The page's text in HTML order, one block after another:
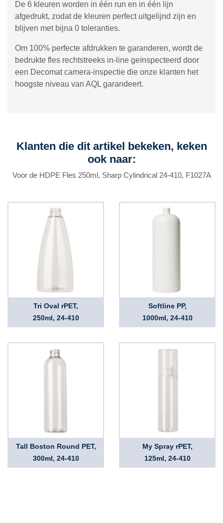
De 6 kleuren worden in één run en in één lijn
afgedrukt, zodat de kleuren perfect uitgelijnd zijn en
blijven met bijna 0 toleranties.
Om 100% perfecte afdrukken te garanderen, wordt de
bedrukte fles rechtstreeks in-line geïnspecteerd door
een Decomat camera-inspectie die onze klanten het
hoogste niveau van AQL garandeert.
Klanten die dit artikel bekeken, keken
ook naar:
Voor de HDPE Fles 250ml, Sharp Cylindrical 24-410, F1027A
Tri Oval rPET,
250ml, 24-410
Softline PP,
1000ml, 24-410
Tall Boston Round PET,
300ml, 24-410
My Spray rPET,
125ml, 24-410